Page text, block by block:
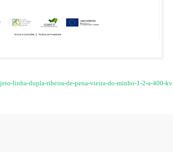
linha-dupla-ribeira-de-pena-vieira-do-minho-1-2-a-400-kv